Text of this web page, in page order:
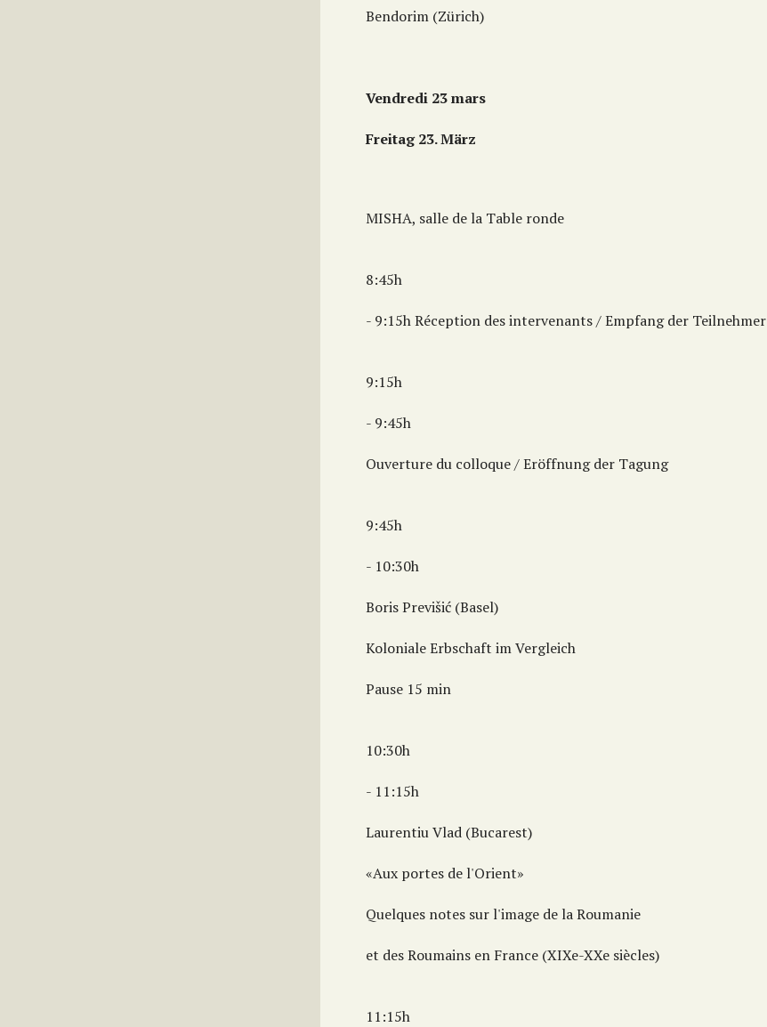
Bendorim (Zürich)
Vendredi 23 mars
Freitag 23. März
MISHA, salle de la Table ronde
8:45h
- 9:15h Réception des intervenants / Empfang der Teilnehmer
9:15h
- 9:45h
Ouverture du colloque / Eröffnung der Tagung
9:45h
- 10:30h
Boris Previšić (Basel)
Koloniale Erbschaft im Vergleich
Pause 15 min
10:30h
- 11:15h
Laurentiu Vlad (Bucarest)
«Aux portes de l'Orient»
Quelques notes sur l'image de la Roumanie
et des Roumains en France (XIXe-XXe siècles)
11:15h